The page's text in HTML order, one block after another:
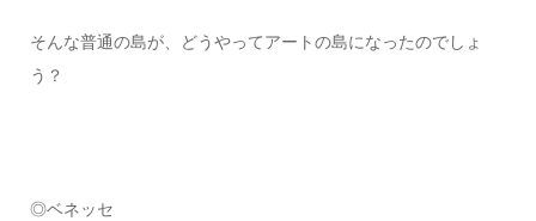
そんな普通の島が、どうやってアートの島になったのでしょ
う？
◎ベネッセ